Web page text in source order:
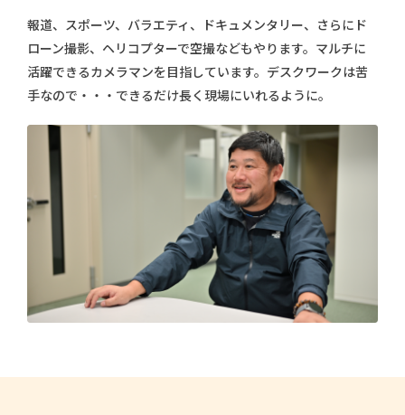
報道、スポーツ、バラエティ、ドキュメンタリー、さらにド
ローン撮影、ヘリコプターで空撮などもやります。マルチに
活躍できるカメラマンを目指しています。デスクワークは苦
手なので・・・できるだけ長く現場にいれるように。